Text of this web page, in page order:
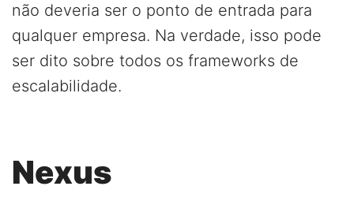
não deveria ser o ponto de entrada para
qualquer empresa. Na verdade, isso pode
ser dito sobre todos os frameworks de
escalabilidade.
Nexus